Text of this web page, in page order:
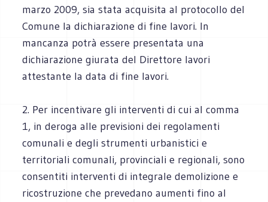
marzo 2009, sia stata acquisita al protocollo del
Comune la dichiarazione di fine lavori. In
mancanza potrà essere presentata una
dichiarazione giurata del Direttore lavori
attestante la data di fine lavori.
2. Per incentivare gli interventi di cui al comma
1, in deroga alle previsioni dei regolamenti
comunali e degli strumenti urbanistici e
territoriali comunali, provinciali e regionali, sono
consentiti interventi di integrale demolizione e
ricostruzione che prevedano aumenti fino al